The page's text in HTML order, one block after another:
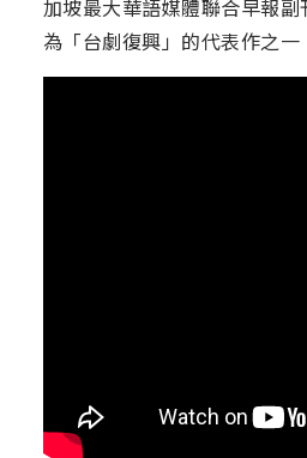
加坡最大華語媒體聯合早報
為「台劇復興」的代表作之一